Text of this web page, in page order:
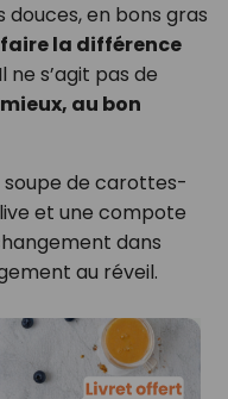
en bons gras
faire la différence
ne s’agit pas de
au bon
soupe de carottes-
et une compote
dans
au réveil.